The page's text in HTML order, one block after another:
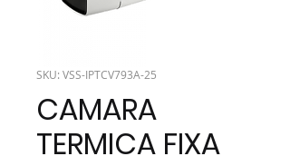
SKU: VSS-IPTCV793A-25
CAMARA
TERMICA FIXA